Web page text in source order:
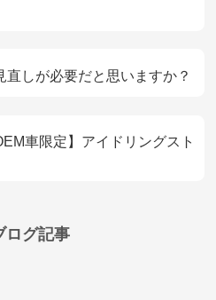
しが必要だと思いますか？
車限定】アイドリングスト
ログ記事